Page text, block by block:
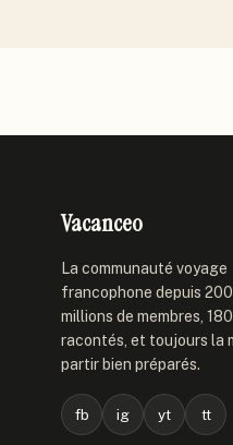
Vacanceo
La communauté voyage
francophone depuis
millions de membres,
racontés, et toujours la
partir bien préparés.
fb ig yt tt